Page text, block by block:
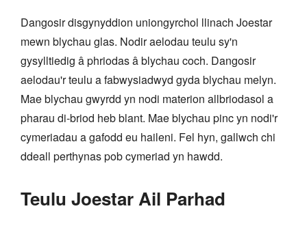
Dangosir disgynyddion uniongyrchol llinach Joestar
mewn blychau glas. Nodir aelodau teulu sy'n
gysylltiedig â phriodas â blychau coch. Dangosir
aelodau'r teulu a fabwysiadwyd gyda blychau melyn.
Mae blychau gwyrdd yn nodi materion allbriodasol a
pharau di-briod heb blant. Mae blychau pinc yn nodi'r
cymeriadau a gafodd eu haileni. Fel hyn, gallwch chi
ddeall perthynas pob cymeriad yn hawdd.
Teulu Joestar Ail Parhad